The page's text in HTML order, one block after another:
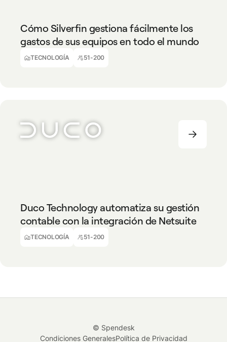
Cómo Silverfin gestiona fácilmente los
gastos de sus equipos en todo el mundo
TECNOLOGÍA 51-200
Tom Libbrecht
Director Financiero
Duco Technology automatiza su gestión
contable con la integración de Netsuite
TECNOLOGÍA 51-200
Alec Ball
Técnico Contable en Formación
© Spendesk
Condiciones GeneralesPolítica de Privacidad